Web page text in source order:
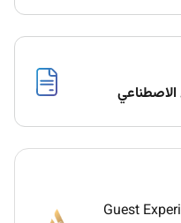
Friendly
Ability to work flexible
Familiarity with hotel
Guest